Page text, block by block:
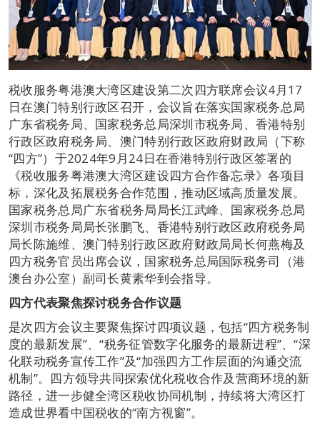
税收服务粤港澳大湾区建设第二次四方联席会议4月17
日在澳门特别行政区召开，会议旨在落实国家税务总局
广东省税务局、国家税务总局深圳市税务局、香港特别
行政区政府税务局、澳门特别行政区政府财政局（下称
“四方”）于2024年9月24日在香港特别行政区签署的
《税收服务粤港澳大湾区建设四方合作备忘录》各项目
标，深化及拓展税务合作范围，推动区域高质量发展。
国家税务总局广东省税务局局长江武峰、国家税务总局
深圳市税务局局长张鹏飞、香港特别行政区政府税务局
局长陈施维、澳门特别行政区政府财政局局长何燕梅及
四方税务官员出席会议，国家税务总局国际税务司（港
澳台办公室）副司长黄素华到会指导。
四方代表聚焦探讨税务合作议题
是次四方会议主要聚焦探讨四项议题，包括“四方税务制
度的最新发展”、“税务征管数字化服务的最新进程”、“深
化联动税务宣传工作”及“加强四方工作层面的沟通交流
机制”。四方领导共同探索优化税收合作及营商环境的新
路径，进一步健全湾区税收协同机制，持续将大湾区打
造成世界看中国税收的“南方視窗”。